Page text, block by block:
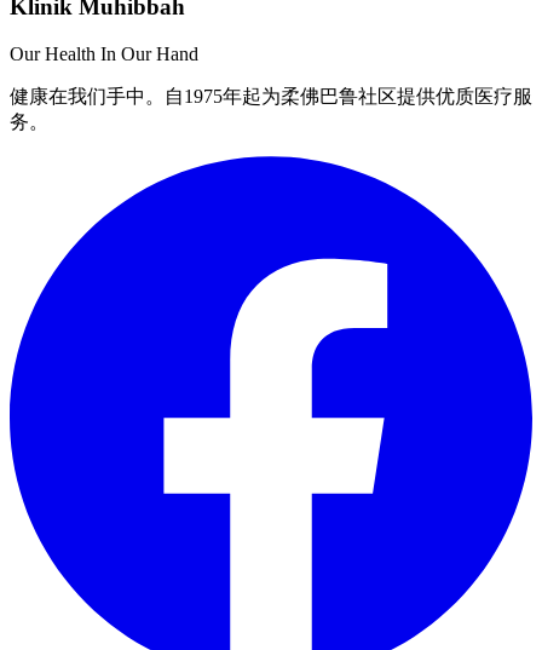
Klinik Muhibbah
Our Health In Our Hand
健康在我们手中。自1975年起为柔佛巴鲁社区提供优质医疗服
务。